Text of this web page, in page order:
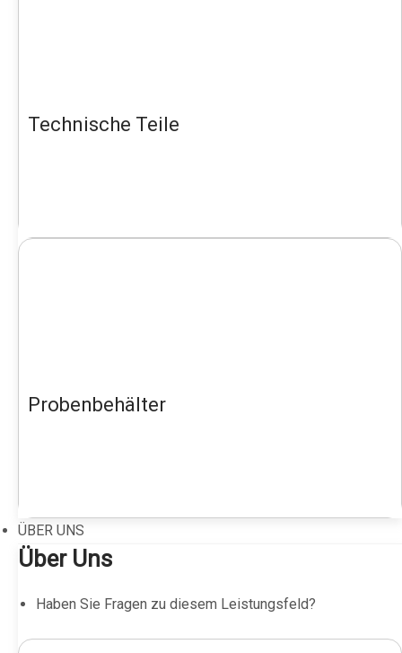
Technische Teile
Probenbehälter
ÜBER UNS
Über Uns
Haben Sie Fragen zu diesem Leistungsfeld?